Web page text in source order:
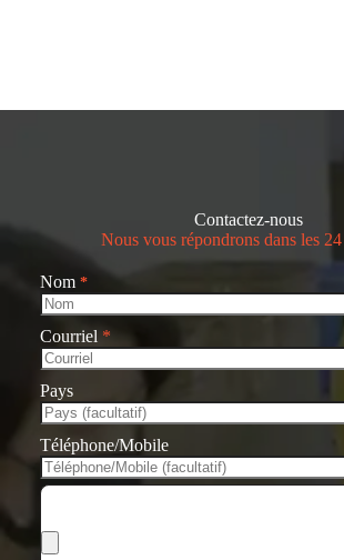
Contactez-nous
Nous vous répondrons dans les 24
Nom *
Courriel *
Pays
Téléphone/Mobile